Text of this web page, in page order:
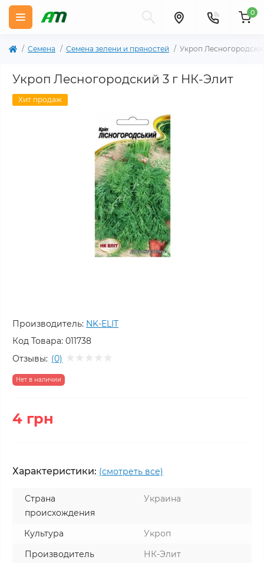
0
Семена Семена зелени и пряностей Укроп
Укроп Лесногородский 3 г НК-Элит
Хит продаж
Производитель: NK-ELIT
Код Товара: 011738
Отзывы: (0)
Нет в наличии
4 грн
Характеристики: (смотреть все)
Страна
происхождения
Украина
Культура
Укроп
Производитель
НК-Элит